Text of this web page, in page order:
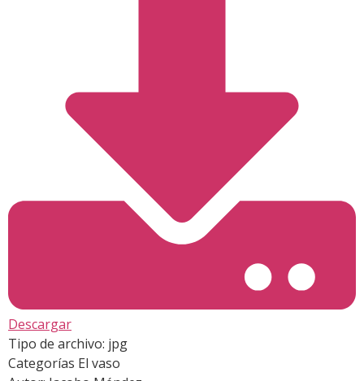
Descargar
Tipo de archivo: jpg
Categorías El vaso